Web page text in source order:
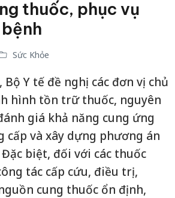
thuốc, phục vụ
Sức Khỏe
Bộ Y tế đề nghị các đơn vị chủ
hình tồn trữ thuốc, nguyên
giá khả năng cung ứng
cấp và xây dựng phương án
biệt, đối với các thuốc
tác cấp cứu, điều trị,
cung thuốc ổn định,